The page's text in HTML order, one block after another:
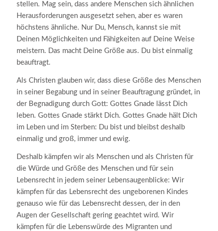
stellen. Mag sein, dass andere Menschen sich ähnlichen
Herausforderungen ausgesetzt sehen, aber es waren
höchstens ähnliche. Nur Du, Mensch, kannst sie mit
Deinen Möglichkeiten und Fähigkeiten auf Deine Weise
meistern. Das macht Deine Größe aus. Du bist einmalig
beauftragt.
Als Christen glauben wir, dass diese Größe des Menschen
in seiner Begabung und in seiner Beauftragung gründet, in
der Begnadigung durch Gott: Gottes Gnade lässt Dich
leben. Gottes Gnade stärkt Dich. Gottes Gnade hält Dich
im Leben und im Sterben: Du bist und bleibst deshalb
einmalig und groß, immer und ewig.
Deshalb kämpfen wir als Menschen und als Christen für
die Würde und Größe des Menschen und für sein
Lebensrecht in jedem seiner Lebensaugenblicke: Wir
kämpfen für das Lebensrecht des ungeborenen Kindes
genauso wie für das Lebensrecht dessen, der in den
Augen der Gesellschaft gering geachtet wird. Wir
kämpfen für die Lebenswürde des Migranten und